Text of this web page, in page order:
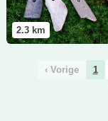
2.3 km
‹ Vorige 1